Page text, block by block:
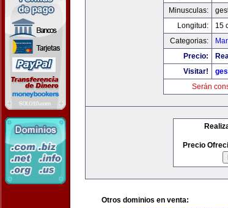
Minusculas:
Longitud:
15
Categorias:
Precio:
Visitar!
Serán
Precio
Otros dominios en venta: